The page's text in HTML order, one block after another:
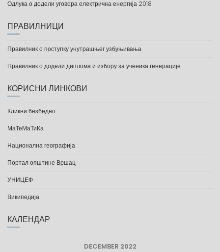
Одлука о додели уговора електрична енергија 2018
ПРАВИЛНИЦИ
Правилник о поступку унутрашњег узбуњивања
Правилник о додели диплома и избору за ученика генерације
КОРИСНИ ЛИНКОВИ
Кликни безбедно
МаТеМаТиКа
Национална географија
Портал општине Вршац
УНИЦЕФ
Википедија
КАЛЕНДАР
DECEMBER 2022